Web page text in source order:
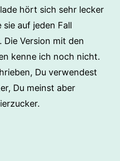
hört sich sehr lecker
auf jeden Fall
Die Version mit den
kenne ich noch nicht.
Du verwendest
Du meinst aber